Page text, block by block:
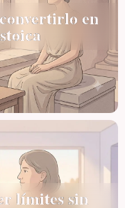
en
límites sin